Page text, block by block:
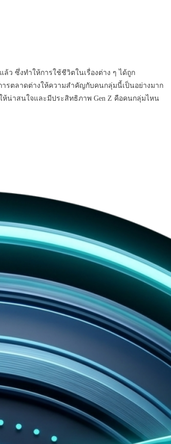
ซึ่งทำให้การใช้ชีวิตในเรื่องต่าง ๆ ได้ถูก
ารตลาดต่างให้ความสำคัญกับคนกลุ่มนี้เป็นอย่างมาก
ห้น่าสนใจและมีประสิทธิภาพ Gen Z คือคนกลุ่มไหน